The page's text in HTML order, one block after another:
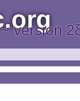
version 2ξ